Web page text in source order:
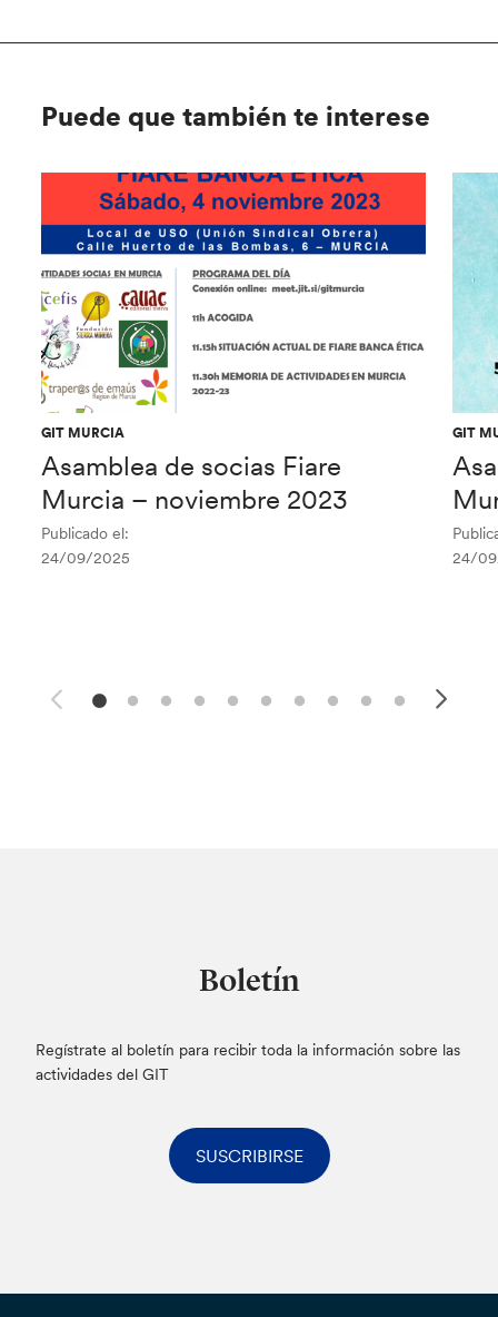
Puede que también te interese
GIT MURCIA
Asamblea de socias Fiare
Murcia – noviembre 2023
Publicado el:
24/09/2025
GIT
24/
Boletín
Regístrate al boletín para recibir toda la información sobre las
actividades del GIT
SUSCRIBIRSE